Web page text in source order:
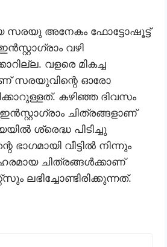
സരയു അനേകം ഫോട്ടോഷൂട്ട്
വഴി
വളരെ മികച്ച
സരയുവിന്റെ ഓരോ
കഴിഞ്ഞ ദിവസം
ചിത്രങ്ങളാണ്
ശ്രെദ്ധ പിടിച്ചു
ഭാഗമായി വീട്ടിൽ നിന്നും
ചിത്രങ്ങൾക്കാണ്
ലഭിച്ചോണ്ടിരിക്കുന്നത്.